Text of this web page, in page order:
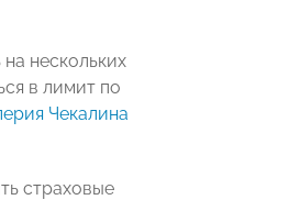
нескольких
в лимит по
Чекалина
страховые